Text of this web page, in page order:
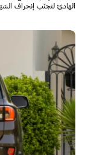
الهادئ لتجنّب إنحراف